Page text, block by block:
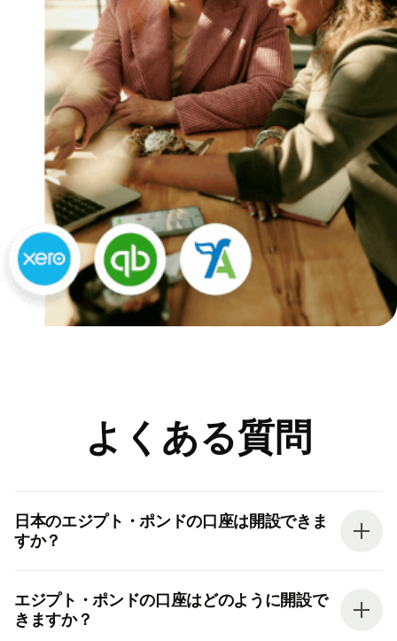
よくある質問
日本のエジプト・ポンドの口座は開設できま
すか？
エジプト・ポンドの口座はどのように開設で
きますか？